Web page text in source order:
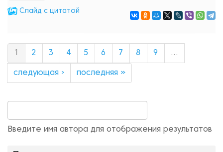
Cлайд с цитатой
2 3 4 5 6 7 8 9 …
следующая › последняя »
Введите имя автора для отображения результатов